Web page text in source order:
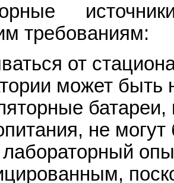
требованиям:
от
может быть
батареи,
не